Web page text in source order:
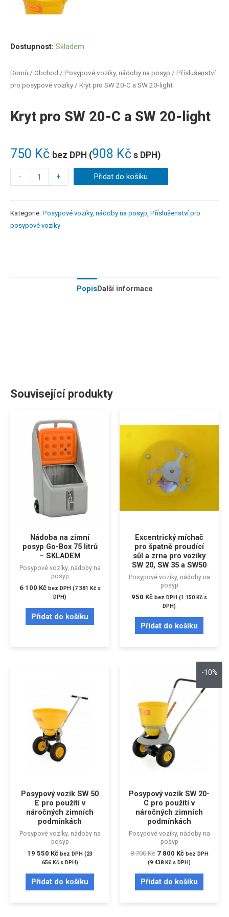
Domů / Obchod / Posypové vozíky, nádoby na posyp / Příslušenství
pro posypové vozíky / Kryt pro SW 20-C a SW 20-light
Kryt pro SW 20-C a SW 20-light
750 Kč bez DPH (908 Kč s DPH)
Dostupnost: Skladem
- + Přidat do košíku
Kategorie: Posypové vozíky, nádoby na posyp Příslušenství pro
posypové vozíky
PopisDalší informace
Související produkty
Nádoba na zimní
posyp Go-Box 75 litrů
– SKLADEM
Posypové vozíky, nádoby na
posyp
6 100 Kč bez DPH (7 381 Kčs
DPH)
Přidat do košíku
Excentrický míchač
pro špatně proudící
sůl a zrna pro vozíky
SW 20, SW 35 a SW50
Posypové vozíky, nádoby na
posyp
950 Kč bez DPH (1 150 Kč s
DPH)
Přidat do košíku
Posypový vozík SW 50
E pro použití v
náročných zimních
podmínkách
Posypové vozíky, nádoby na
posyp
19 550 Kč bez DPH (23
656 Kčs DPH)
Přidat do košíku
-10%
Posypový vozík SW 20-
C pro použití v
náročných zimních
podmínkách
Posypové vozíky, nádoby na
posyp
8 700Kč 7 800 Kč bez DPH
(9 438 Kč s DPH)
Přidat do košíku